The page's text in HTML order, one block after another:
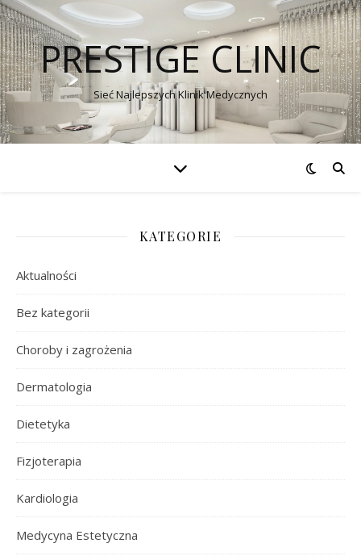
PRESTIGE CLINIC
Sieć Najlepszych Klinik Medycznych
KATEGORIE
Aktualności
Bez kategorii
Choroby i zagrożenia
Dermatologia
Dietetyka
Fizjoterapia
Kardiologia
Medycyna Estetyczna